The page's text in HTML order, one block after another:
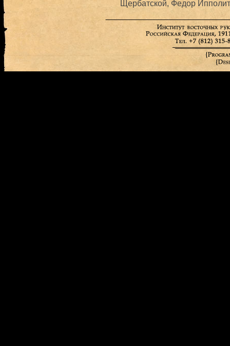
Щербатской, Федор